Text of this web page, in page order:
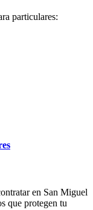
particulares:
en San Miguel
que protegen tu